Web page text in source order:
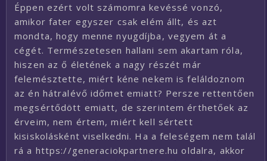
Éppen ezért volt számomra kevéssé vonzó,
amikor fater egyszer csak elém állt, és azt
mondta, hogy menne nyugdíjba, vegyem át a
cégét. Természetesen hallani sem akartam róla,
hiszen az ő életének a nagy részét már
felemésztette, miért kéne nekem is feláldoznom
az én hátralévő időmet emiatt? Persze rettentően
megsértődött emiatt, de szerintem érthetőek az
érveim, nem értem, miért kell sértett
kisiskolásként viselkedni. Ha a feleségem nem talál
rá a https://generaciokpartnere.hu oldalra, akkor